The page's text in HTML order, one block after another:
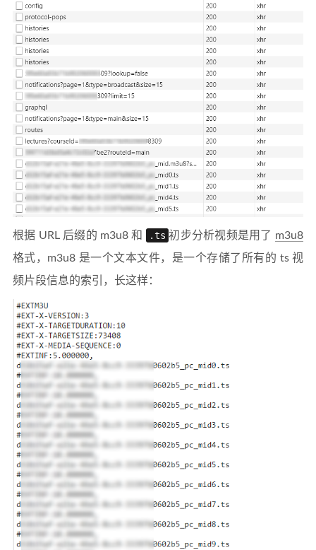
根据 URL 后缀的 m3u8 和 .ts 初步分析视频是用了 m3u8
格式，m3u8 是一个文本文件，是一个存储了所有的 ts 视
频片段信息的索引，长这样：